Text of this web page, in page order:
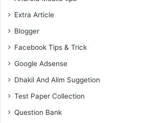
Extra Article
Blogger
Facebook Tips & Trick
Google Adsense
Dhakil And Alim Suggetion
Test Paper Collection
Question Bank